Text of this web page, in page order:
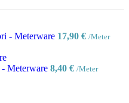
- Meterware 17,90 € /Meter
Meterware 8,40 € /Meter